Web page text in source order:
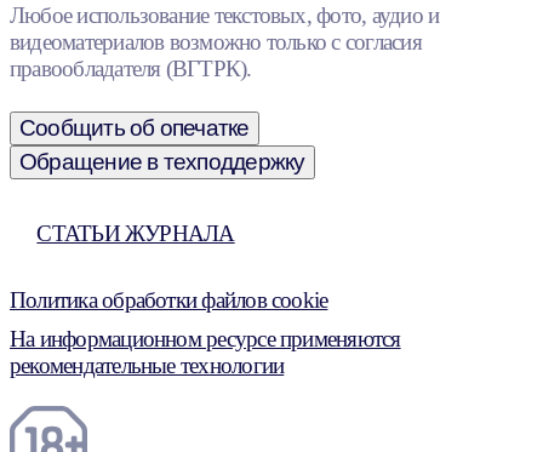
Любое использование текстовых, фото, аудио и
видеоматериалов возможно только с согласия
правообладателя (ВГТРК).
Сообщить об опечатке
Обращение в техподдержку
СТАТЬИ ЖУРНАЛА
Политика обработки файлов cookie
На информационном ресурсе применяются
рекомендательные технологии